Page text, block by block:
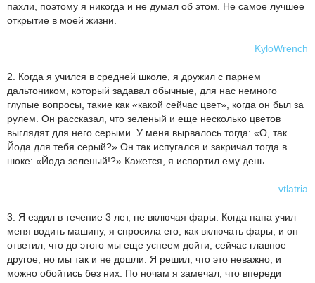
пахли, поэтому я никогда и не думал об этом. Не самое лучшее
открытие в моей жизни.
KyloWrench
2. Когда я учился в средней школе, я дружил с парнем
дальтоником, который задавал обычные, для нас немного
глупые вопросы, такие как «какой сейчас цвет», когда он был за
рулем. Он рассказал, что зеленый и еще несколько цветов
выглядят для него серыми. У меня вырвалось тогда: «О, так
Йода для тебя серый?» Он так испугался и закричал тогда в
шоке: «Йода зеленый!?» Кажется, я испортил ему день…
vtlatria
3. Я ездил в течение 3 лет, не включая фары. Когда папа учил
меня водить машину, я спросила его, как включать фары, и он
ответил, что до этого мы еще успеем дойти, сейчас главное
другое, но мы так и не дошли. Я решил, что это неважно, и
можно обойтись без них. По ночам я замечал, что впереди